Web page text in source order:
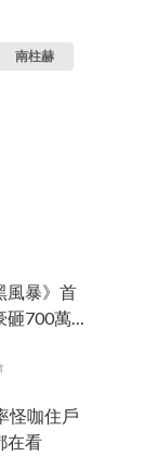
南柱赫
風暴》首
700萬娶
怪咖住戶
在看